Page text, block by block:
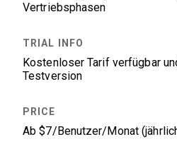
Vertriebsphasen
Kostenloser Tarif verfügbar
Testversion
Ab $7/Benutzer/Monat